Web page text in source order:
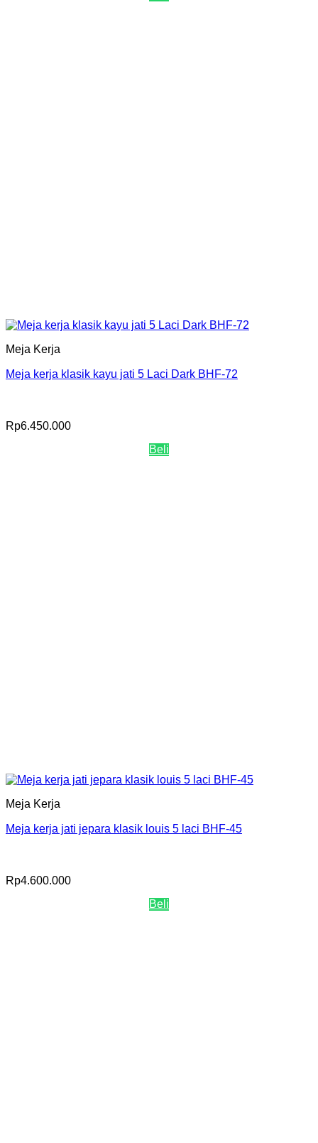
Meja Kerja
Meja kerja klasik kayu jati 5 Laci Dark BHF-72
Rp6.450.000
Beli
Meja Kerja
Meja kerja jati jepara klasik louis 5 laci BHF-45
Rp4.600.000
Beli